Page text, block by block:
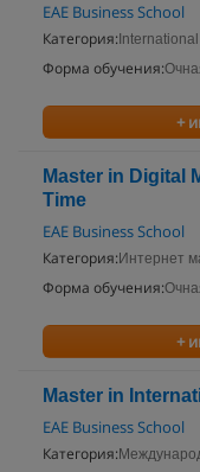
EAE Business School
Категория:
Форма обучения:
+
Master in Digital
Time
EAE Business School
Категория: Интернет
Форма обучения:
+
Master in
EAE Business School
Категория: